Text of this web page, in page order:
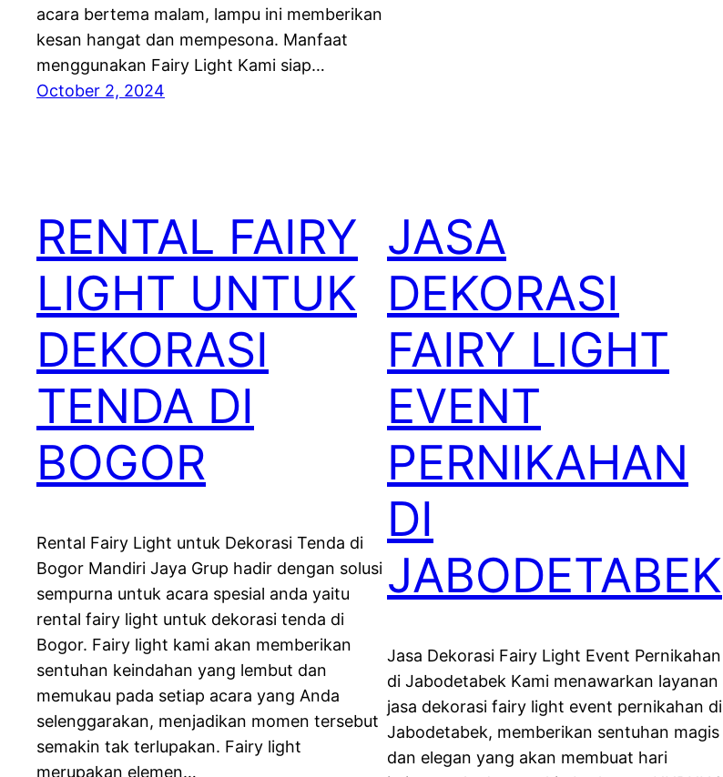
acara bertema malam, lampu ini memberikan
kesan hangat dan mempesona. Manfaat
menggunakan Fairy Light Kami siap…
October 2, 2024
RENTAL FAIRY
LIGHT UNTUK
DEKORASI
TENDA DI
BOGOR
Rental Fairy Light untuk Dekorasi Tenda di
Bogor Mandiri Jaya Grup hadir dengan solusi
sempurna untuk acara spesial anda yaitu
rental fairy light untuk dekorasi tenda di
Bogor. Fairy light kami akan memberikan
sentuhan keindahan yang lembut dan
memukau pada setiap acara yang Anda
selenggarakan, menjadikan momen tersebut
semakin tak terlupakan. Fairy light
merupakan elemen…
JASA
DEKORASI
FAIRY LIGHT
EVENT
PERNIKAHAN
DI
JABODETABEK
Jasa Dekorasi Fairy Light Event Pernikahan
di Jabodetabek Kami menawarkan layanan
jasa dekorasi fairy light event pernikahan di
Jabodetabek, memberikan sentuhan magis
dan elegan yang akan membuat hari